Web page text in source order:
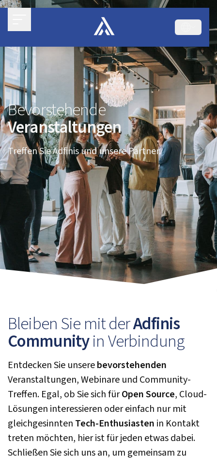
Bevorstehende
Veranstaltungen
Treffen Sie Adfinis und unsere Partner.
Bleiben Sie mit derAdfinis
Communityin Verbindung
Entdecken Sie unserebevorstehenden
Veranstaltungen, Webinare und Community-
Treffen. Egal, ob Sie sich fürOpen Source, Cloud-
Lösungen interessieren oder einfach nur mit
gleichgesinnten Tech-Enthusiasten in Kontakt
treten möchten, hier ist für jeden etwas dabei.
Schließen Sie sich uns an, um gemeinsam zu